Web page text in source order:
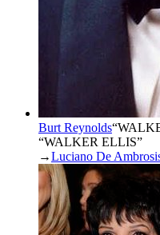
Burt Reynolds“
“WALKER ELLIS”
→Luciano De